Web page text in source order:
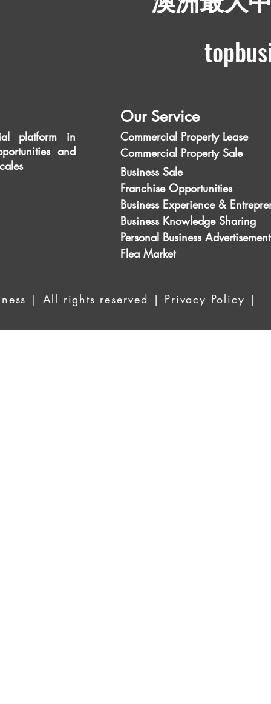
platform in
and
Our Service
Commercial Property Lease
Commercial Property Sale
Business Sale
Franchise Opportunities
Business Experience &
Business Knowledge Sharing
Personal Business
Flea Market
| All rights reserved | Privacy Policy |